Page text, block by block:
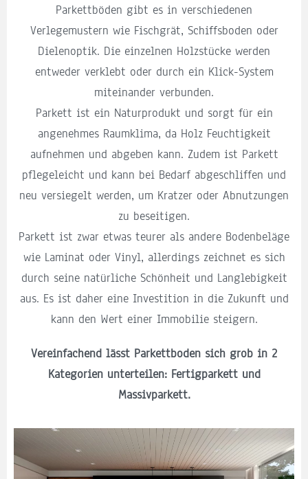
Parkettböden gibt es in verschiedenen
Verlegemustern wie Fischgrät, Schiffsboden oder
Dielenoptik. Die einzelnen Holzstücke werden
entweder verklebt oder durch ein Klick-System
miteinander verbunden.
Parkett ist ein Naturprodukt und sorgt für ein
angenehmes Raumklima, da Holz Feuchtigkeit
aufnehmen und abgeben kann. Zudem ist Parkett
pflegeleicht und kann bei Bedarf abgeschliffen und
neu versiegelt werden, um Kratzer oder Abnutzungen
zu beseitigen.
Parkett ist zwar etwas teurer als andere Bodenbeläge
wie Laminat oder Vinyl, allerdings zeichnet es sich
durch seine natürliche Schönheit und Langlebigkeit
aus. Es ist daher eine Investition in die Zukunft und
kann den Wert einer Immobilie steigern.
Vereinfachend lässt Parkettboden sich grob in 2
Kategorien unterteilen: Fertigparkett und
Massivparkett.